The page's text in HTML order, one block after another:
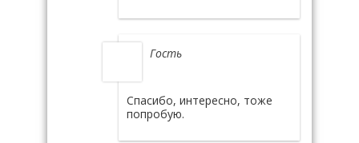
Гость
Спасибо, интересно, тоже
попробую.